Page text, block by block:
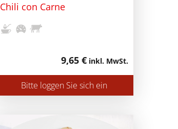
Chili con Carne
9,65 € inkl. MwSt.
Bitte loggen Sie sich ein